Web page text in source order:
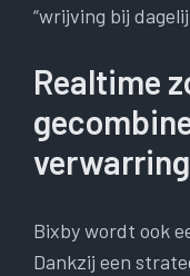
“wrijving bij
Realtime
verwarring
Bixby wordt ook
Dankzij een